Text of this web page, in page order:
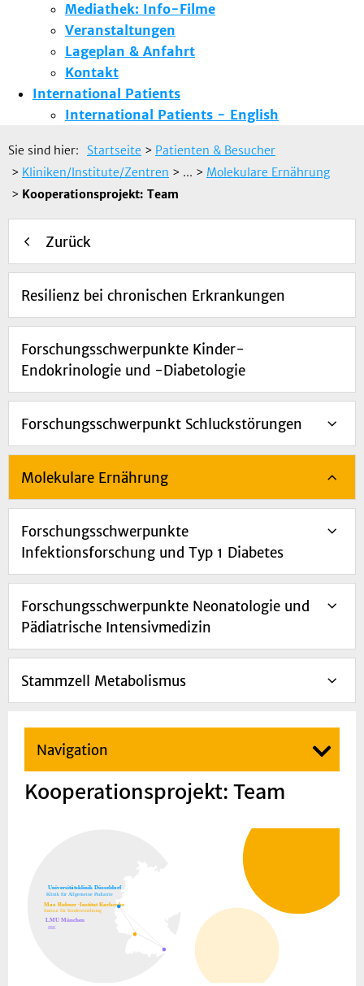
Mediathek: Info-Filme
Veranstaltungen
Lageplan & Anfahrt
Kontakt
International Patients
International Patients - English
Sie sind hier: Startseite > Patienten & Besucher
> Kliniken/Institute/Zentren > ... > Molekulare Ernährung
> Kooperationsprojekt: Team
Zurück
Resilienz bei chronischen Erkrankungen
Forschungsschwerpunkte Kinder-
Endokrinologie und -Diabetologie
Forschungsschwerpunkt Schluckstörungen
Molekulare Ernährung
Forschungsschwerpunkte
Infektionsforschung und Typ 1 Diabetes
Forschungsschwerpunkte Neonatologie und
Pädiatrische Intensivmedizin
Stammzell Metabolismus
Navigation
Kooperationsprojekt: Team